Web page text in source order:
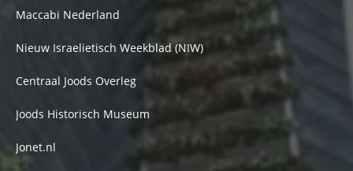
Maccabi Nederland
Nieuw Israelietisch Weekblad (NIW)
Centraal Joods Overleg
Joods Historisch Museum
Jonet.nl